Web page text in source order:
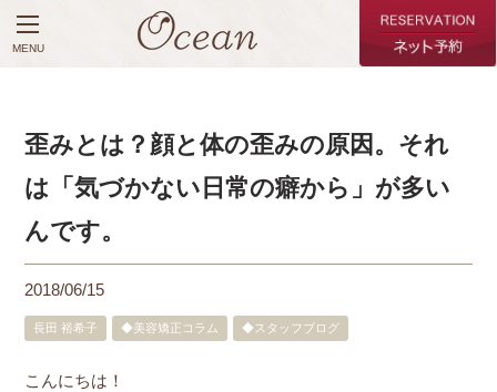
MENU
歪みとは？顔と体の歪みの原因。それ
は「気づかない日常の癖から」が多い
んです。
2018/06/15
長田 裕希子 ◆美容矯正コラム ◆スタッフブログ
こんにちは！